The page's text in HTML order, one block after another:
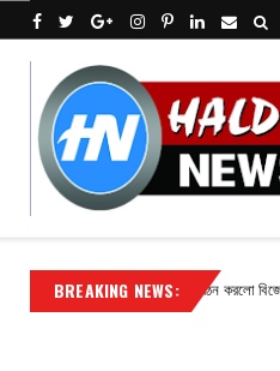
BREAKING NEWS:
গ্রাম পঞ্চায়েতের বোর্ড গঠন করলো বিজেপি